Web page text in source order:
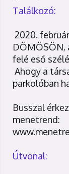
Találkozó:
2020.
DÖMÖSÖN,
felé eső
Ahogy a
parkolóban
Busszal
menetrend:
Útvonal: